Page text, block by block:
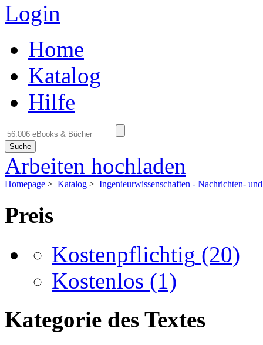
Login
Home
Katalog
Hilfe
Suche
Arbeiten hochladen
Homepage > Katalog > Ingenieurwissenschaften - Nachrichten-
Preis
Kostenpflichtig (20)
Kostenlos (1)
Kategorie des Textes